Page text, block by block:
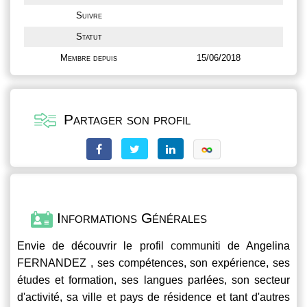
Suivre
Statut
Membre depuis 15/06/2018
Partager son profil
Informations Générales
Envie de découvrir le profil communiti de Angelina
FERNANDEZ , ses compétences, son expérience, ses
études et formation, ses langues parlées, son secteur
d'activité, sa ville et pays de résidence et tant d'autres